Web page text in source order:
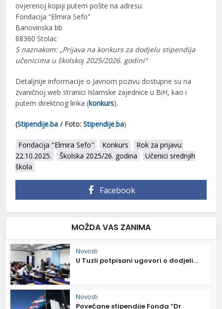
ovjerenoj kopiji putem pošte na adresu:
Fondacija “Elmira Sefo”
Banovinska bb
88360 Stolac
S naznakom: „Prijava na konkurs za dodjelu stipendija
učenicima u školskoj 2025/2026. godini“
Detaljnije informacije o Javnom pozivu dostupne su na
zvaničnoj web stranici Islamske zajednice u BiH, kao i
putem direktnog linka (konkurs).
(Stipendije.ba / Foto:Stipendije.ba)
Fondacija "Elmira Sefo" Konkurs
Rok za prijavu:
22.10.2025.
Školska 2025/26. godina
Učenici srednjih
škola
Facebook
MOŽDA VAS ZANIMA
Novosti
U Tuzli potpisani ugovori o dodjeli...
Novosti
Povećane stipendije Fonda “Dr